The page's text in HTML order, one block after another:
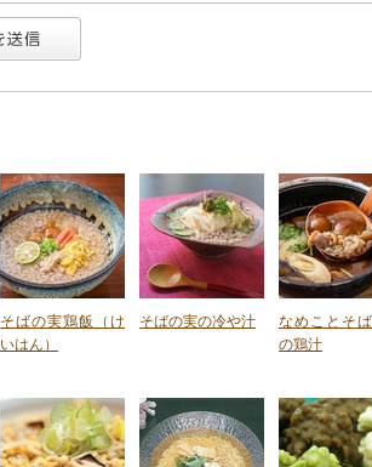
そばの実鶏飯（け
いはん）
そばの実の冷や汁
なめことそ
の鶏汁